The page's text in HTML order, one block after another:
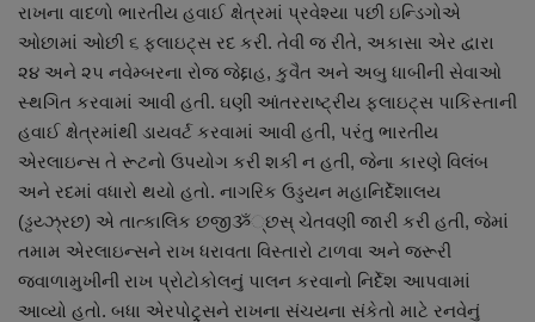
સ્પોર્ટ્સ
રાશિફળ
ગુનાખોરી
બોલિવૂડ
સ્વાસ્થ્ય
રાખના વાદળો ભારતીય હવાઈ ક્ષેત્રમાં પ્રવેશ્યા પછી ઇન્ડિગોએ
ઓછામાં ઓછી ૬ ફલાઇટ્સ રદ કરી. તેવી જ રીતે, અકાસા એર દ્વારા
૨૪ અને ૨૫ નવેમ્બરના રોજ જેદ્દાહ, કુવૈત અને અબુ ધાબીની સેવાઓ
સ્થગિત કરવામાં આવી હતી. ઘણી આંતરરાષ્ટ્રીય ફલાઇટ્સ પાકિસ્તાની
હવાઈ ક્ષેત્રમાંથી ડાયવર્ટ કરવામાં આવી હતી, પરંતુ ભારતીય
એરલાઇન્સ તે રૂટનો ઉપયોગ કરી શકી ન હતી, જેના કારણે વિલંબ
અને રદમાં વધારો થયો હતો. નાગરિક ઉડ્ડયન મહાનિર્દેશાલય
(ડ્ઢય્ઝ્રછ) એ તાત્કાલિક છજીૐ્છસ્ ચેતવણી જારી કરી હતી, જેમાં
તમામ એરલાઇન્સને રાખ ધરાવતા વિસ્તારો ટાળવા અને જરૂરી
જ્વાળામુખીની રાખ પ્રોટોકોલનું પાલન કરવાનો નિર્દેશ આપવામાં
આવ્યો હતો. બધા એરપોટ્ર્સને રાખના સંચયના સંકેતો માટે રનવેનું